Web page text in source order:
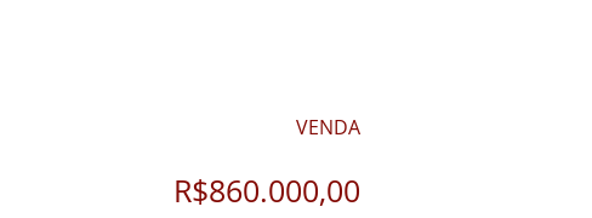
VENDA
R$860.000,00